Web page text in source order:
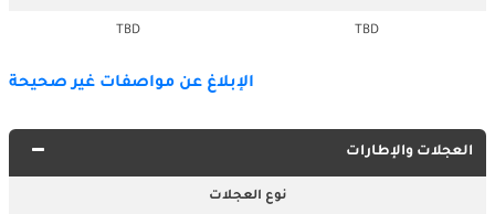
TBD
TBD
الإبلاغ عن مواصفات غير صحيحة
العجلات والإطارات
نوع العجلات